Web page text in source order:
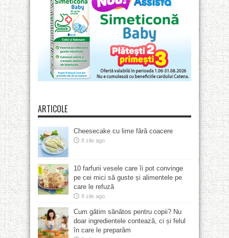
ARTICOLE
Cheesecake cu lime fără coacere
8 zile ago
10 farfurii vesele care îi pot convinge
pe cei mici să guste și alimentele pe
care le refuză
8 zile ago
Cum gătim sănătos pentru copii? Nu
doar ingredientele contează, ci și felul
în care le preparăm